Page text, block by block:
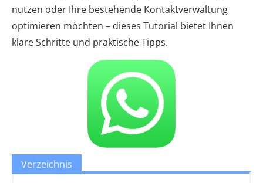
nutzen oder Ihre bestehende Kontaktverwaltung
optimieren möchten – dieses Tutorial bietet Ihnen
klare Schritte und praktische Tipps.
Verzeichnis